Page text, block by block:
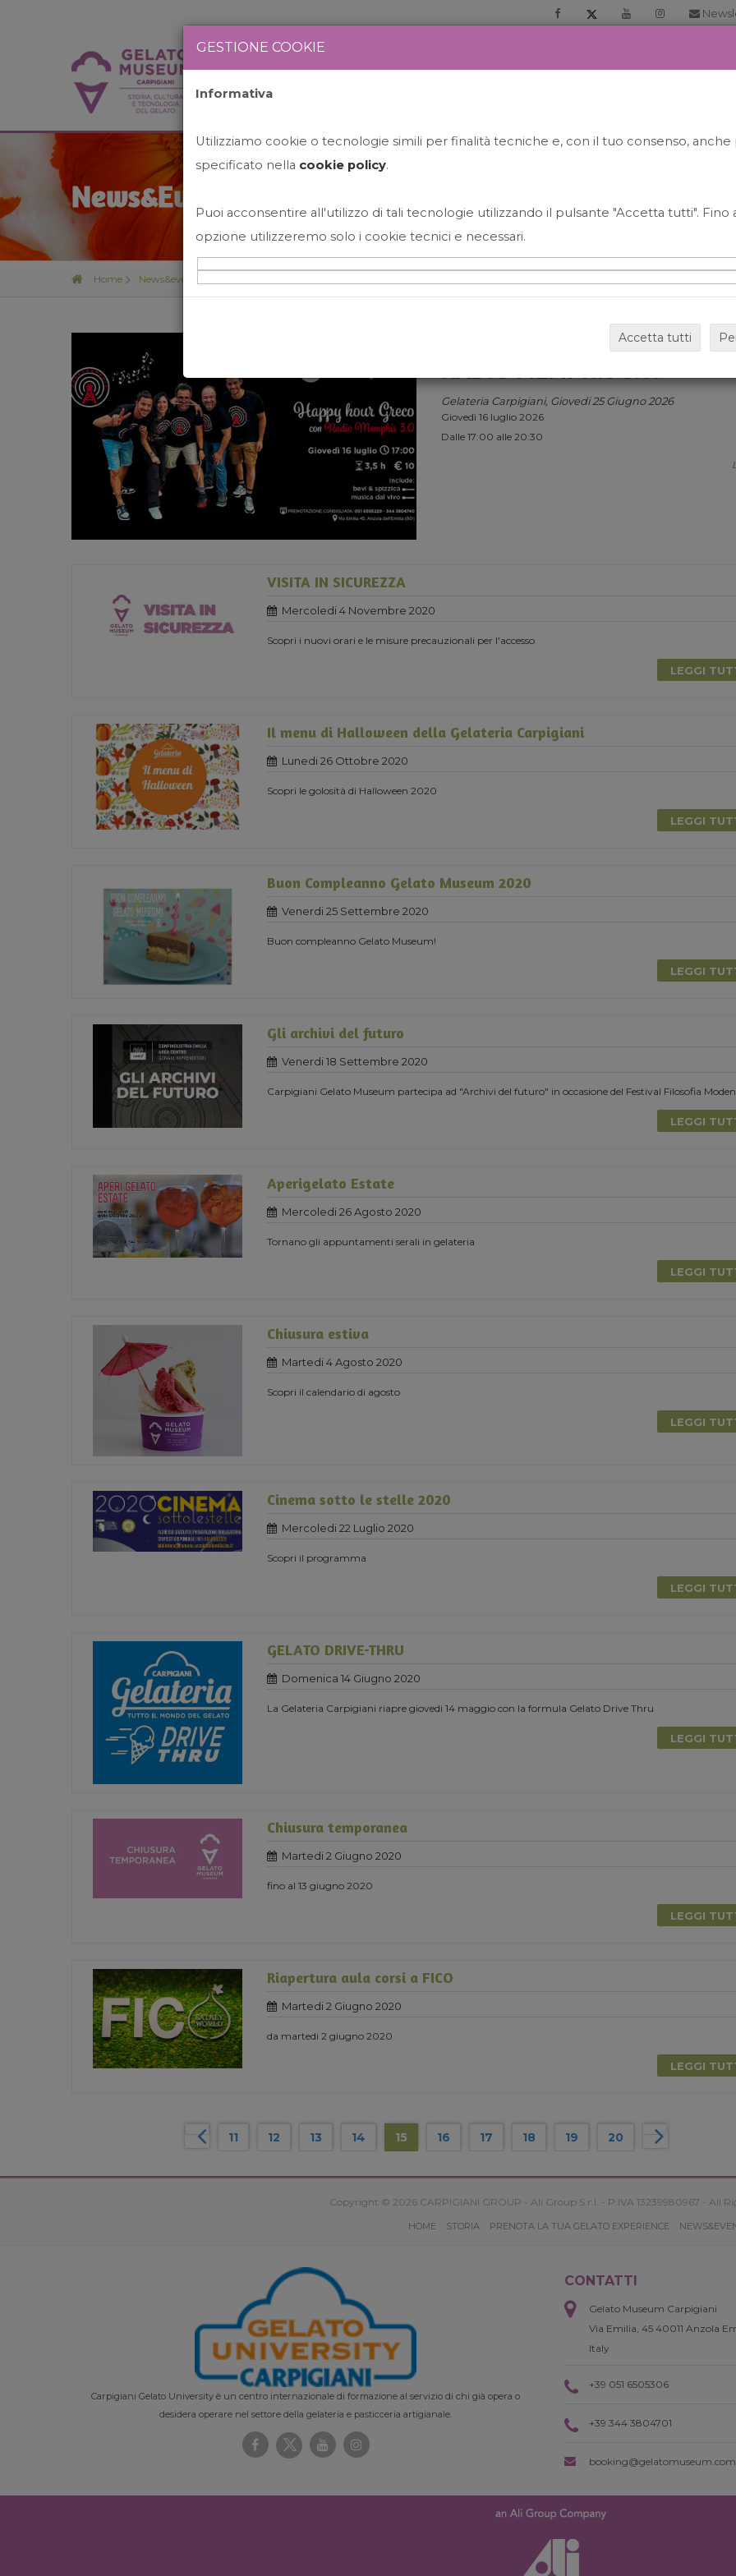
News&Events
Home News&events
HAPPY HOUR GRECO CON
RADIO MEMPHIS 3.0.
Gelateria Carpigiani, Giovedi 25 Giugno 2026
Giovedì 16 luglio 2026
Dalle 17:00 alle 20:30
VISITA IN SICUREZZA
Mercoledi 4 Novembre 2020
Scopri i nuovi orari e le misure precauzionali per l'accesso
LEGGI
Il menu di Halloween della Gelateria Carpigiani
Lunedi 26 Ottobre 2020
Scopri le golosità di Halloween 2020
LEGGI
Buon Compleanno Gelato Museum 2020
Venerdi 25 Settembre 2020
Buon compleanno Gelato Museum!
LEGGI
Gli archivi del futuro
Venerdi 18 Settembre 2020
Carpigiani Gelato Museum partecipa ad "Archivi del futuro" in occasione del Festival Filosofia
LEGGI
Aperigelato Estate
Mercoledi 26 Agosto 2020
Tornano gli appuntamenti serali in gelateria
LEGGI
Chiusura estiva
Martedi 4 Agosto 2020
Scopri il calendario di agosto
LEGGI
Cinema sotto le stelle 2020
Mercoledi 22 Luglio 2020
Scopri il programma
LEGGI
GELATO DRIVE-THRU
Domenica 14 Giugno 2020
La Gelateria Carpigiani riapre giovedi 14 maggio con la formula Gelato Drive Thru
LEGGI
Chiusura temporanea
Martedi 2 Giugno 2020
fino al 13 giugno 2020
LEGGI
Riapertura aula corsi a FICO
Martedi 2 Giugno 2020
da martedi 2 giugno 2020
LEGGI
11 12 13 14 15 16 17 18 19 20
Copyright © 2026 CARPIGIANI GROUP - Ali Group S.r.l. - P.IVA 13239980967 - All
HOME STORIA PRENOTA LA TUA GELATO EXPERIENCE
Carpigiani Gelato University è un centro internazionale di formazione al servizio di chi già opera o
desidera operare nel settore della gelateria e pasticceria artigianale.
CONTATTI
Gelato Museum Carpigiani
Via Emilia, 45 40011 Anzola
Italy
+39 051 6505306
+39 344 3804701
booking@gelatomuseum.com
GESTIONE COOKIE
Informativa
Utilizziamo cookie o tecnologie simili per finalità tecniche e, con il tuo consenso,
specificato nella cookie policy.
Puoi acconsentire all'utilizzo di tali tecnologie utilizzando il pulsante "Accetta tutti". Fino
opzione utilizzeremo solo i cookie tecnici e necessari.
Accetta tutti